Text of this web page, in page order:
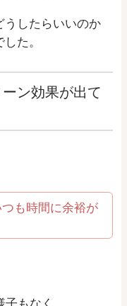
うしたらいいのか
た。
ン効果が出て
も時間に余裕が
もなく。